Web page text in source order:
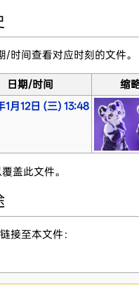
/时间查看对应时刻的文件。
日期/时间
缩
1月12日 (三) 13:48
盖此文件。
接至本文件：